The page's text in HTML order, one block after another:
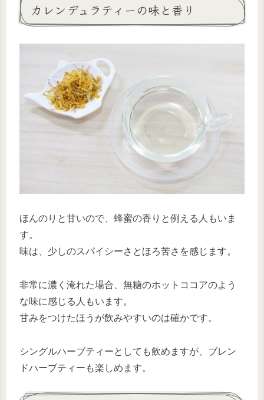
カレンデュラティーの味と香り
ほんのりと甘いので、蜂蜜の香りと例える人もいま
す。
味は、少しのスパイシーさとほろ苦さを感じます。
非常に濃く淹れた場合、無糖のホットココアのよう
な味に感じる人もいます。
甘みをつけたほうが飲みやすいのは確かです。
シングルハーブティーとしても飲めますが、ブレン
ドハーブティーも楽しめます。